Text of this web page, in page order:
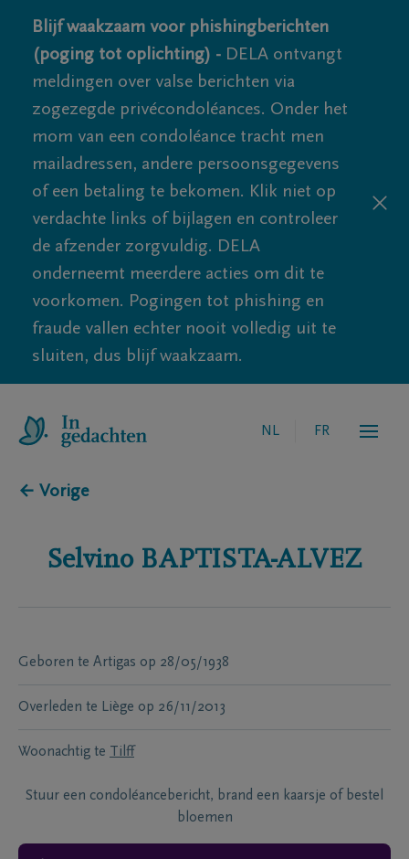
Blijf waakzaam voor phishingberichten
(poging tot oplichting) - DELA ontvangt
meldingen over valse berichten via
zogezegde privécondoléances. Onder het
mom van een condoléance tracht men
mailadressen, andere persoonsgegevens
of een betaling te bekomen. Klik niet op
verdachte links of bijlagen en controleer
de afzender zorgvuldig. DELA
onderneemt meerdere acties om dit te
voorkomen. Pogingen tot phishing en
fraude vallen echter nooit volledig uit te
sluiten, dus blijf waakzaam.
NL FR
← Vorige
Selvino BAPTISTA-ALVEZ
Geboren te Artigas op 28/05/1938
Overleden te Liège op 26/11/2013
Woonachtig te Tilff
Stuur een condoléancebericht, brand een kaarsje of bestel
bloemen